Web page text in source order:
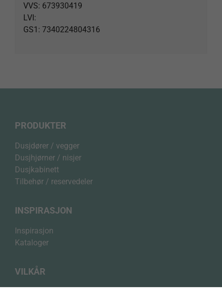
VVS: 673930419
LVI:
GS1: 7340224804316
PRODUKTER
Dusjdører / vegger
Dusjhjørner / nisjer
Dusjkabinett
Tilbehør / reservedeler
INSPIRASJON
Inspirasjon
Kataloger
VILKÅR